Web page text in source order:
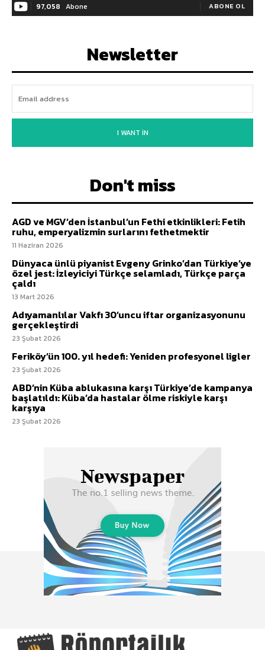
97,058 Abone ABONE OL
Newsletter
I WANT IN
Don't miss
AGD ve MGV’den İstanbul’un Fethi etkinlikleri: Fetih
ruhu, emperyalizmin surlarını fethetmektir
11 Haziran 2026
Dünyaca ünlü piyanist Evgeny Grinko’dan Türkiye’ye
özel jest: İzleyiciyi Türkçe selamladı, Türkçe parça
çaldı
13 Mart 2026
Adıyamanlılar Vakfı 30’uncu iftar organizasyonunu
gerçekleştirdi
23 Şubat 2026
Feriköy’ün 100. yıl hedefi: Yeniden profesyonel ligler
23 Şubat 2026
ABD’nin Küba ablukasına karşı Türkiye’de kampanya
başlatıldı: Küba’da hastalar ölme riskiyle karşı
karşıya
23 Şubat 2026